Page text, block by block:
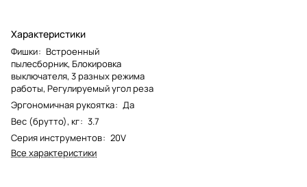
Характеристики
Фишки: Встроенный
пылесборник, Блокировка
выключателя, 3 разных режима
работы, Регулируемый угол реза
Эргономичная рукоятка: Да
Вес (брутто), кг: 3.7
Серия инструментов: 20V
Все характеристики